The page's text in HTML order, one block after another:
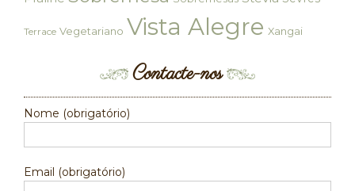
Terrace Vegetariano Vista Alegre Xangai
Contacte-nos
Nome (obrigatório)
Email (obrigatório)